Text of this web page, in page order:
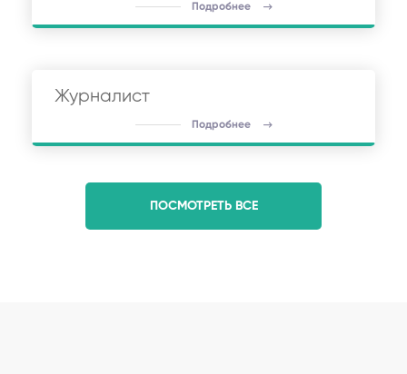
Подробнее
Журналист
Подробнее
ПОСМОТРЕТЬ ВСЕ